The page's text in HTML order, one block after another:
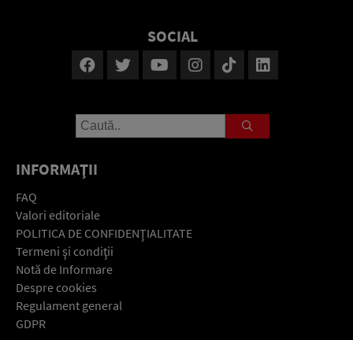
SOCIAL
INFORMAŢII
FAQ
Valori editoriale
POLITICA DE CONFIDENŢIALITATE
Termeni şi condiţii
Notă de Informare
Despre cookies
Regulament general
GDPR